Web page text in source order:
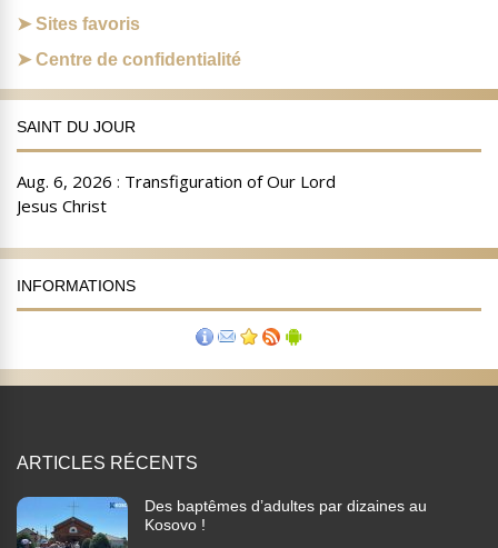
Sites favoris
Centre de confidentialité
SAINT DU JOUR
INFORMATIONS
ARTICLES RÉCENTS
Des baptêmes d’adultes par dizaines au
Kosovo !